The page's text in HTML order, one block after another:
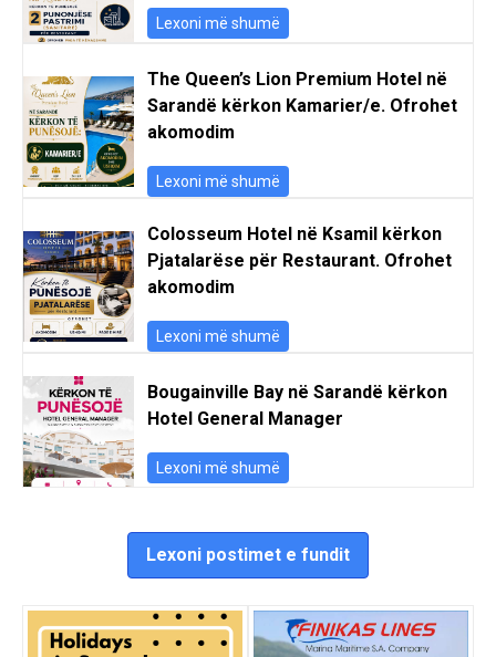
Lexoni më shumë
The Queen’s Lion Premium Hotel në
Sarandë kërkon Kamarier/e. Ofrohet
akomodim
Lexoni më shumë
Colosseum Hotel në Ksamil kërkon
Pjatalarëse për Restaurant. Ofrohet
akomodim
Lexoni më shumë
Bougainville Bay në Sarandë kërkon
Hotel General Manager
Lexoni më shumë
Lexoni postimet e fundit